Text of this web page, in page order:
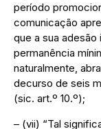
período
comunicação
que a sua
permanência
naturalmente,
decurso de seis
(sic. art.º 10.º);
– (vii) “Tal